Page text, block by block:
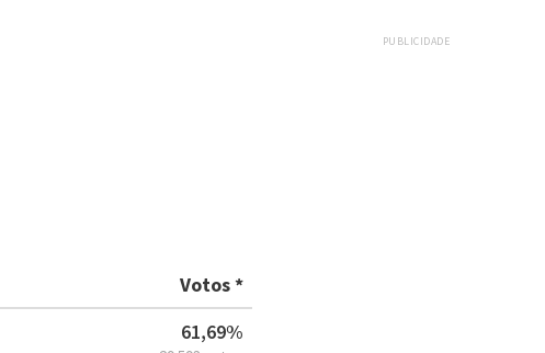
PUBLICIDADE
Votos *
61,69%